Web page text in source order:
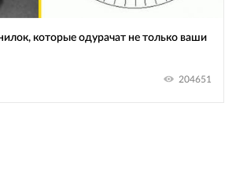
которые одурачат не только ваши
204651